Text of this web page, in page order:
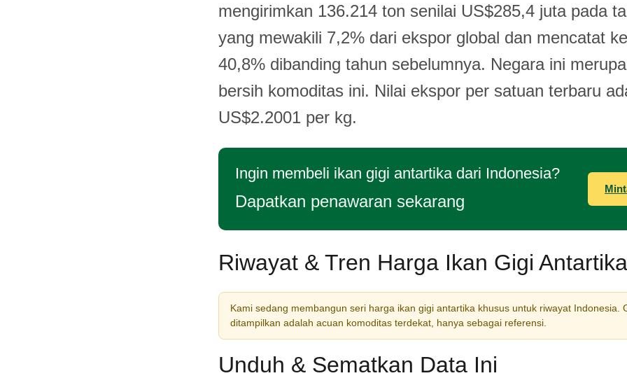
mengirimkan 136.214 ton senilai US$285,4 juta pada
yang mewakili 7,2% dari ekspor global dan mencatat
40,8% dibanding tahun sebelumnya. Negara ini
bersih komoditas ini. Nilai ekspor per satuan terbaru
US$2.2001 per kg.
Ingin membeli ikan gigi antartika dari Indonesia?
Dapatkan penawaran sekarang
Riwayat & Tren Harga Ikan Gigi Antartika
Kami sedang membangun seri harga ikan gigi antartika khusus untuk riwayat Indonesia.
ditampilkan adalah acuan komoditas terdekat, hanya sebagai referensi.
Unduh & Sematkan Data Ini